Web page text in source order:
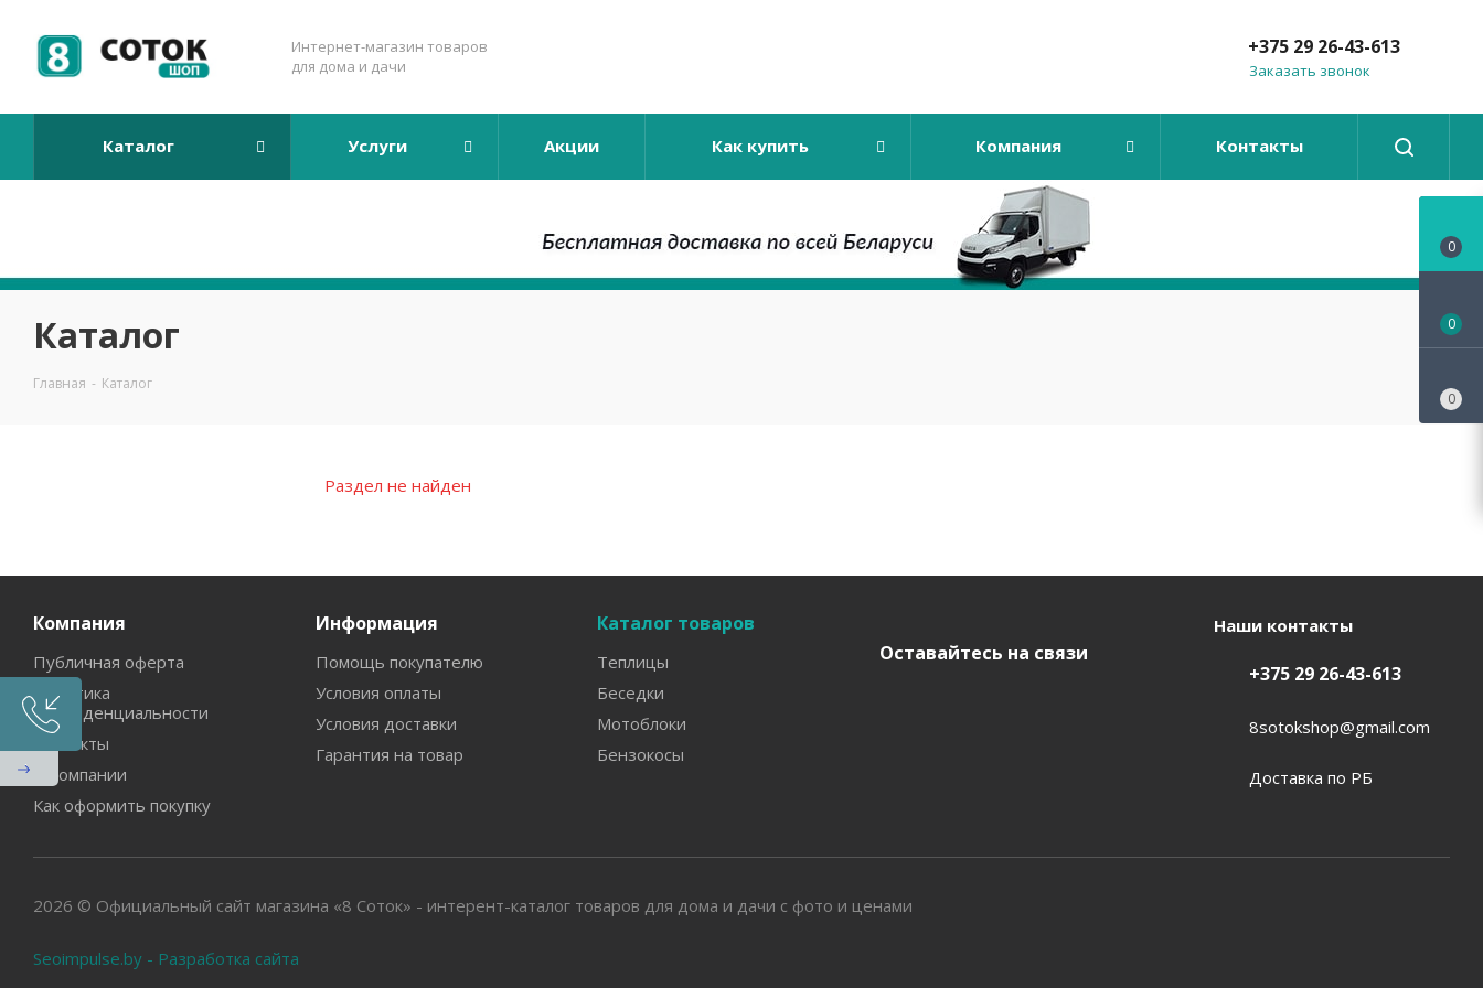
Интернет-магазин товаров
для дома и дачи
+375 29 26-43-613
Заказать звонок
Каталог Услуги Акции Как купить Компания Контакты
Каталог
Главная - Каталог
Раздел не найден
Компания
Публичная оферта
Политика
конфиденциальности
Контакты
О компании
Как оформить покупку
Информация
Помощь покупателю
Условия оплаты
Условия доставки
Гарантия на товар
Каталог товаров
Теплицы
Беседки
Мотоблоки
Бензокосы
Оставайтесь на связи
Наши контакты
+375 29 26-43-613
8sotokshop@gmail.com
Доставка по РБ
2026 © Официальный сайт магазина «8 Соток» - интерент-каталог товаров для дома и дачи с фото и ценами
Seoimpulse.by - Разработка сайта
0
0
0